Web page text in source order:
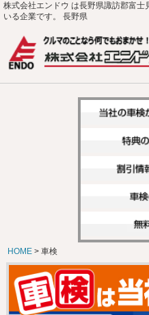
株式会社エンドウ は長野県諏訪郡富
いる企業です。 長野県
HOME> 車検